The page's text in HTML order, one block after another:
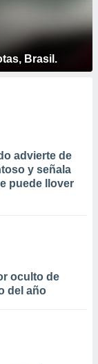
Brasil.
advierte de
y señala
puede llover
oculto de
del año